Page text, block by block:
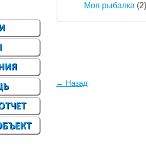
Моя рыбалка (2)
← Назад